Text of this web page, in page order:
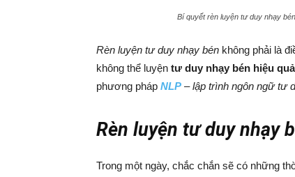
Bí quyết rèn luyện tư duy nhạy
Rèn luyện tư duy nhạy bén không phải là
không thể luyện tư duy nhạy bén hiệu quả
phương pháp NLP – lập trình ngôn ngữ tư
Rèn luyện tư duy nhạy
Trong một ngày, chắc chắn sẽ có những